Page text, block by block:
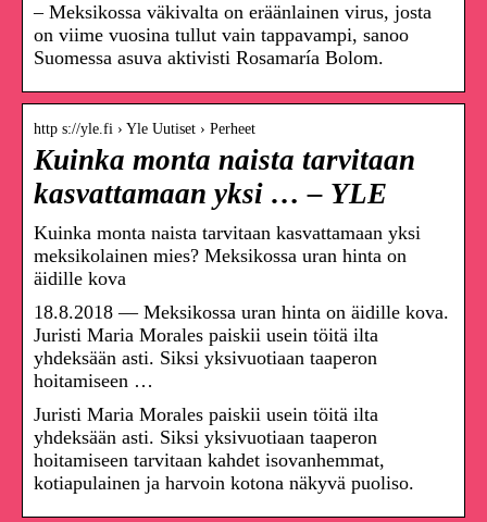
– Meksikossa väkivalta on eräänlainen virus, josta
on viime vuosina tullut vain tappavampi, sanoo
Suomessa asuva aktivisti Rosamaría Bolom.
http s://yle.fi › Yle Uutiset › Perheet
Kuinka monta naista tarvitaan
kasvattamaan yksi … – YLE
Kuinka monta naista tarvitaan kasvattamaan yksi
meksikolainen mies? Meksikossa uran hinta on
äidille kova
18.8.2018 — Meksikossa uran hinta on äidille kova.
Juristi Maria Morales paiskii usein töitä ilta
yhdeksään asti. Siksi yksivuotiaan taaperon
hoitamiseen …
Juristi Maria Morales paiskii usein töitä ilta
yhdeksään asti. Siksi yksivuotiaan taaperon
hoitamiseen tarvitaan kahdet isovanhemmat,
kotiapulainen ja harvoin kotona näkyvä puoliso.